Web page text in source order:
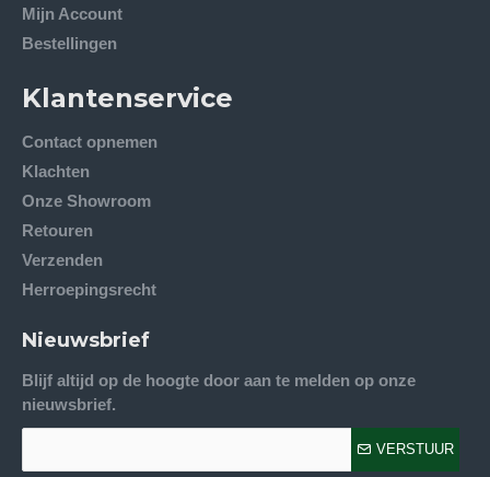
Mijn Account
Bestellingen
Klantenservice
Contact opnemen
Klachten
Onze Showroom
Retouren
Verzenden
Herroepingsrecht
Nieuwsbrief
Blijf altijd op de hoogte door aan te melden op onze
nieuwsbrief.
VERSTUUR